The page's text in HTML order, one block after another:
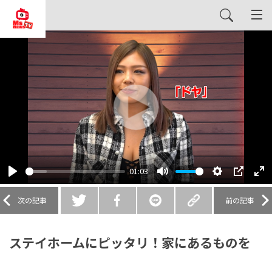
Play
01:03
Mute Settings
PIP
Play
次の記事 前の記事
ステイホームにピッタリ！家にあるものを